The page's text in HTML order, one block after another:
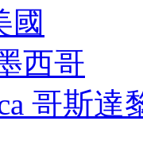
國
西哥
哥斯達